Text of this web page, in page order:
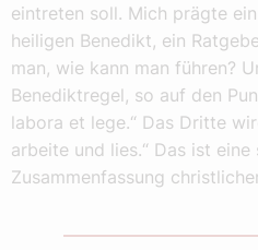
eintreten soll. Mich prägte
heiligen Benedikt, ein
man, wie kann man führen?
Benediktregel, so auf den
labora et lege.“ Das Dritte
arbeite und lies.“ Das ist eine
Zusammenfassung